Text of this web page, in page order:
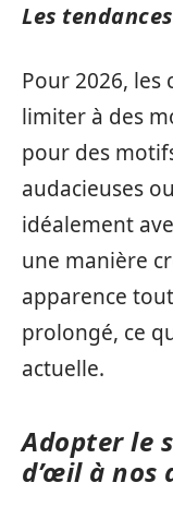
Les
Pour 2026, les
limiter à des
pour des
audacieuses
idéalement
une manière
apparence
prolongé, ce
actuelle.
Adopter le
d’œil à nos